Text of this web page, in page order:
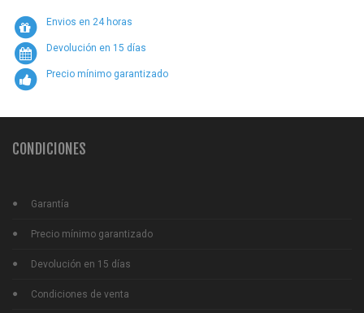
Envios en 24 horas
Devolución en 15 días
Precio mínimo garantizado
CONDICIONES
Garantía
Precio mínimo garantizado
Devolución en 15 días
Condiciones de venta